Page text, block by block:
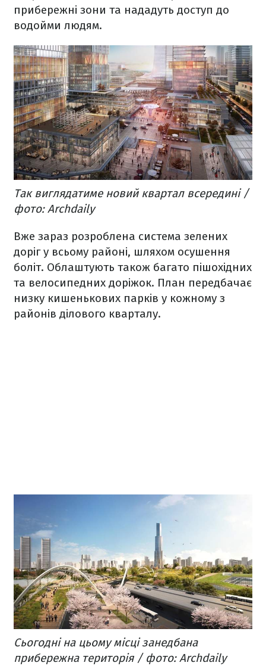
прибережні зони та нададуть доступ до
водойми людям.
Так виглядатиме новий квартал всередині /
фото: Archdaily
Вже зараз розроблена система зелених
доріг у всьому районі, шляхом осушення
боліт. Облаштують також багато пішохідних
та велосипедних доріжок. План передбачає
низку кишенькових парків у кожному з
районів ділового кварталу.
Сьогодні на цьому місці занедбана
прибережна територія / фото: Archdaily